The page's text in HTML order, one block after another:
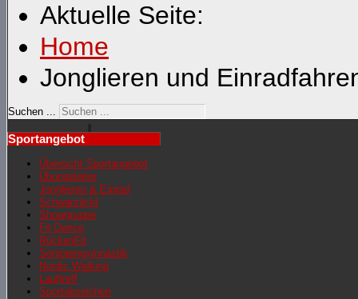
Aktuelle Seite:
Home
Jonglieren und
Suchen ...
Sportangebot
Übersicht Sportangebot
Übungsleiter
Jonglieren & Einrad
Schwarzlicht
Showgruppe
Fit Dance
RückenFit
Seniorengymnastik
Nordic Walking
Lauftreff
Sportabzeichen